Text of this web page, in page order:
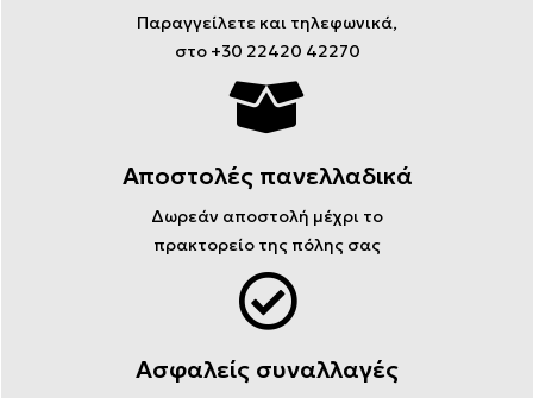
Παραγγείλετε και τηλεφωνικά,
στο +30 22420 42270
Αποστολές πανελλαδικά
Δωρεάν αποστολή μέχρι το
πρακτορείο της πόλης σας
Ασφαλείς συναλλαγές